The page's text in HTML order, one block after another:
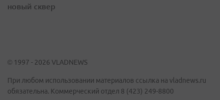
новый сквер
© 1997 - 2026 VLADNEWS
При любом использовании материалов ссылка на vladnews.ru
обязательна. Коммерческий отдел 8 (423) 249-8800